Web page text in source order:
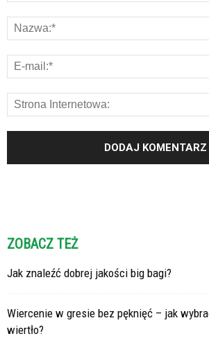
ZOBACZ TEŻ
Jak znaleźć dobrej jakości big bagi?
Wiercenie w gresie bez pęknięć – jak
wiertło?